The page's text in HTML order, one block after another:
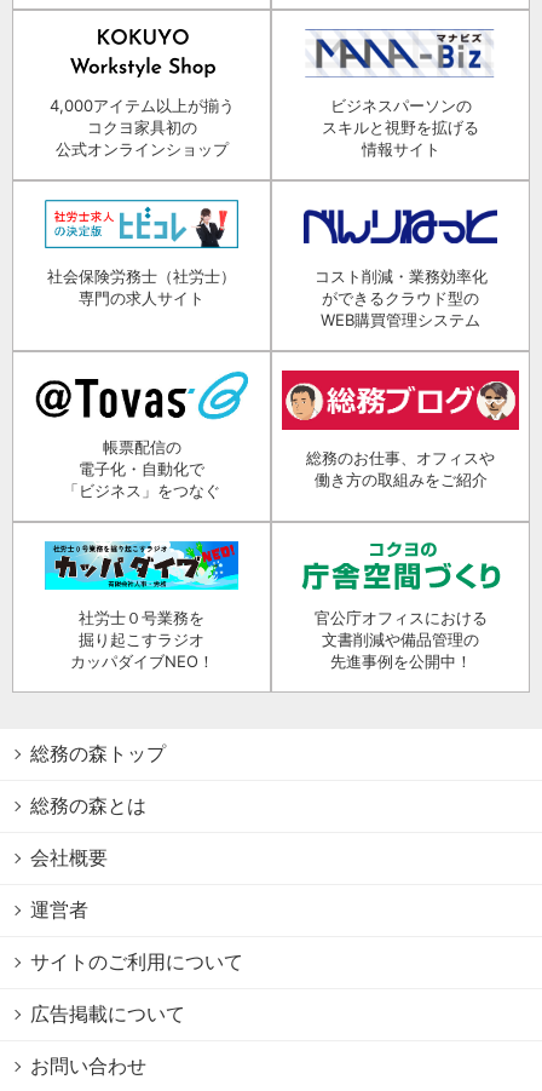
4,000アイテム以上が揃う
コクヨ家具初の
公式オンラインショップ
ビジネスパーソンの
スキルと視野を拡げる
情報サイト
社会保険労務士（社労士）
専門の求人サイト
コスト削減・業務効率化
ができるクラウド型の
WEB購買管理システム
帳票配信の
電子化・自動化で
「ビジネス」をつなぐ
総務のお仕事、オフィスや
働き方の取組みをご紹介
社労士０号業務を
掘り起こすラジオ
カッパダイブNEO！
官公庁オフィスにおける
文書削減や備品管理の
先進事例を公開中！
総務の森トップ
総務の森とは
会社概要
運営者
サイトのご利用について
広告掲載について
お問い合わせ